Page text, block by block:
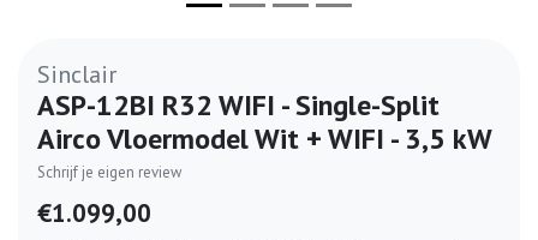
Sinclair
ASP-12BI R32 WIFI - Single-Split
Airco Vloermodel Wit + WIFI - 3,5 kW
Schrijf je eigen review
€1.099,00